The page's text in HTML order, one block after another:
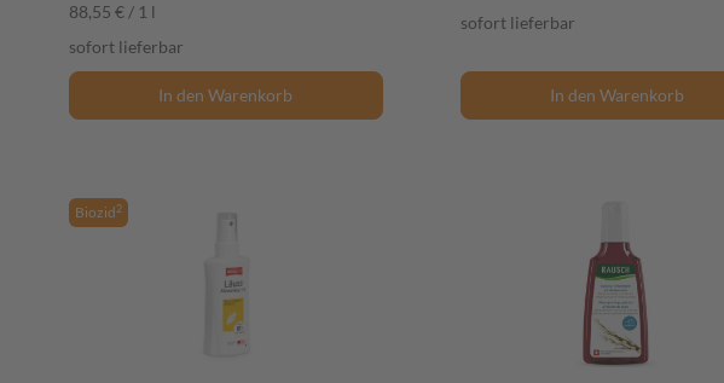
88,55 € / 1 l
sofort lieferbar
In den Warenkorb
sofort lieferbar
In den Warenkorb
Biozid2